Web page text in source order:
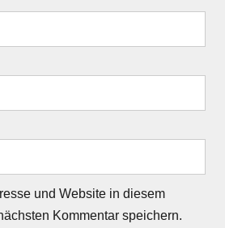
und Website in diesem
Kommentar speichern.